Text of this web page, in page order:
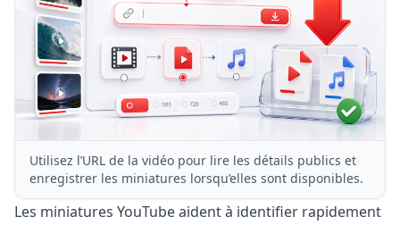
Utilisez l’URL de la vidéo pour lire les détails publics et
enregistrer les miniatures lorsqu’elles sont disponibles.
Les miniatures YouTube aident à identifier rapidement